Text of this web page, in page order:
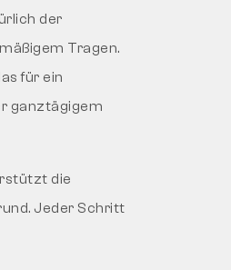
der
Tragen.
für ein
ganztägigem
die
Jeder Schritt